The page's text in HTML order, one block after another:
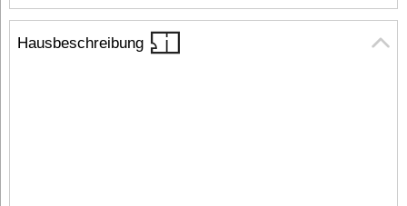
Hausbeschreibung